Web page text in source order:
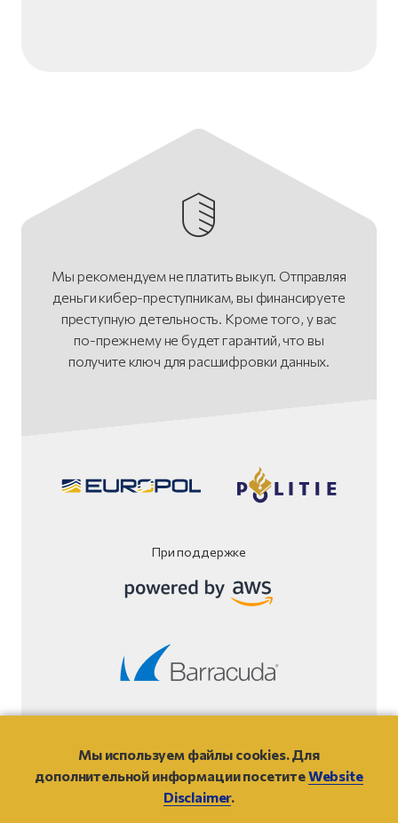
Мы рекомендуем не платить выкуп. Отправляя
деньги кибер-преступникам, вы финансируете
преступную детельность. Кроме того, у вас
по-прежнему не будет гарантий, что вы
получите ключ для расшифровки данных.
При поддержке
© 2021- NO MORE RANSOM
Мы используем файлы cookies. Для
дополнительной информации посетитеWebsite
Disclaimer.